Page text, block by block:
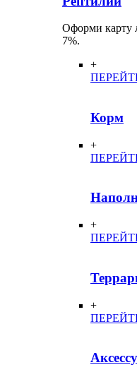
Оформи карту
7%.
+
Корм
+
+
+